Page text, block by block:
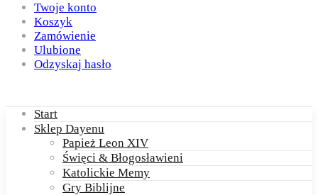
Twoje konto
Koszyk
Zamówienie
Ulubione
Odzyskaj hasło
Start
Sklep Dayenu
Papież Leon XIV
Święci & Błogosławieni
Katolickie Memy
Gry Biblijne